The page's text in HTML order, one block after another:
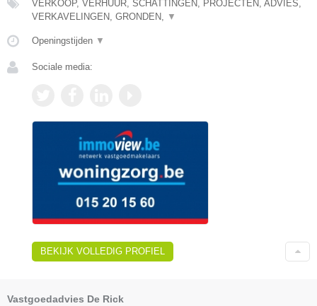
VERKOOP, VERHUUR, SCHATTINGEN, PROJECTEN, ADVIES,
VERKAVELINGEN, GRONDEN,
▼
Openingstijden ▼
Sociale media:
BEKIJK VOLLEDIG PROFIEL
Vastgoedadvies De Rick